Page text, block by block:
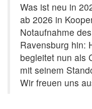
Was ist neu in
ab 2026 in
Notaufnahme
Ravensburg hin:
begleitet nun als
mit seinem
Wir freuen uns